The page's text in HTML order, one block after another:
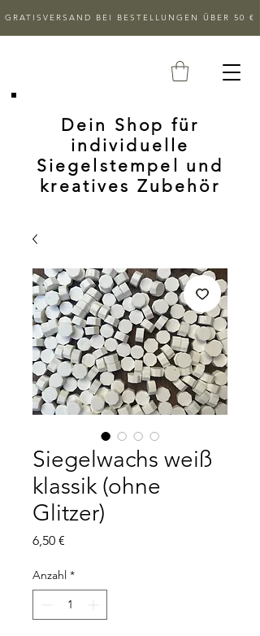
GRATISVERSAND BEI BESTELLUNGEN ÜBER 50 €
Dein Shop für
individuelle
Siegelstempel und
kreatives Zubehör
Siegelwachs weiß
klassik (ohne
Glitzer)
6,50 €
Anzahl *